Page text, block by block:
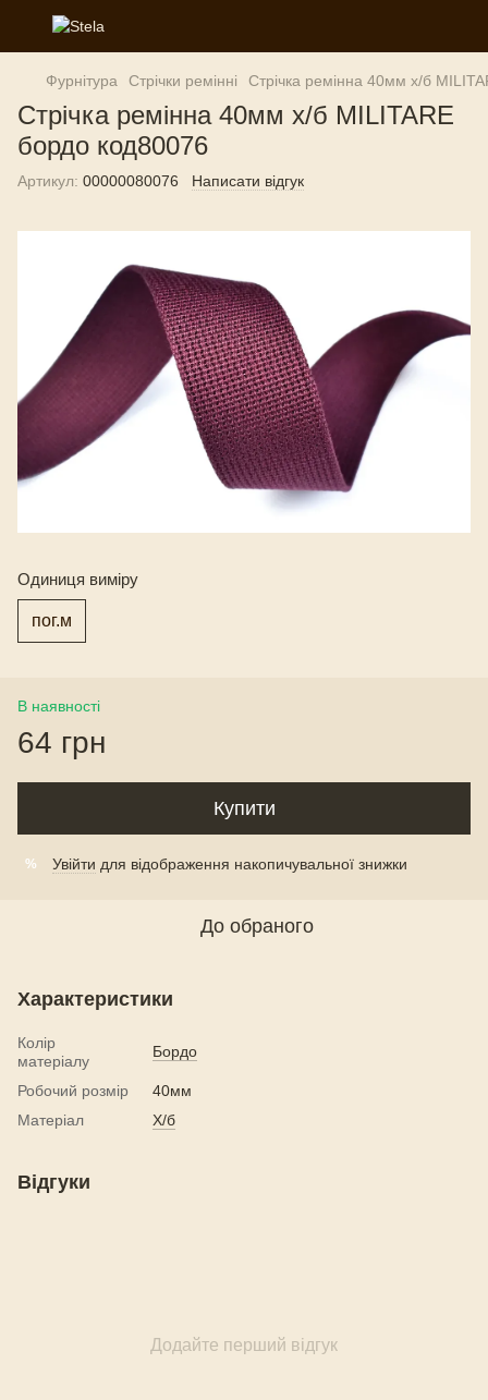
Фурнітура Стрічки ремінні Стрічка ремінна 40мм х/б
Стрічка ремінна 40мм х/б MILITARE
бордо код80076
Артикул: 00000080076 Написати відгук
Одиниця виміру
пог.м
В наявності
64 грн
Купити
% Увійти для відображення накопичувальної знижки
До обраного
Характеристики
Колір
матеріалу
Бордо
Робочий розмір
40мм
Матеріал
Х/б
Відгуки
Додайте перший відгук